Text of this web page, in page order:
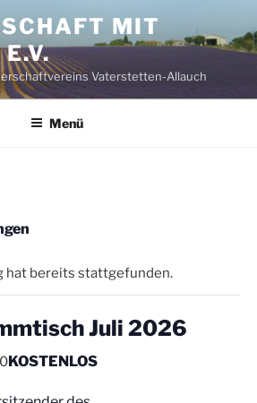
MIT
Vaterstetten-Allauch
Menü
hat bereits stattgefunden.
Juli 2026
KOSTENLOS